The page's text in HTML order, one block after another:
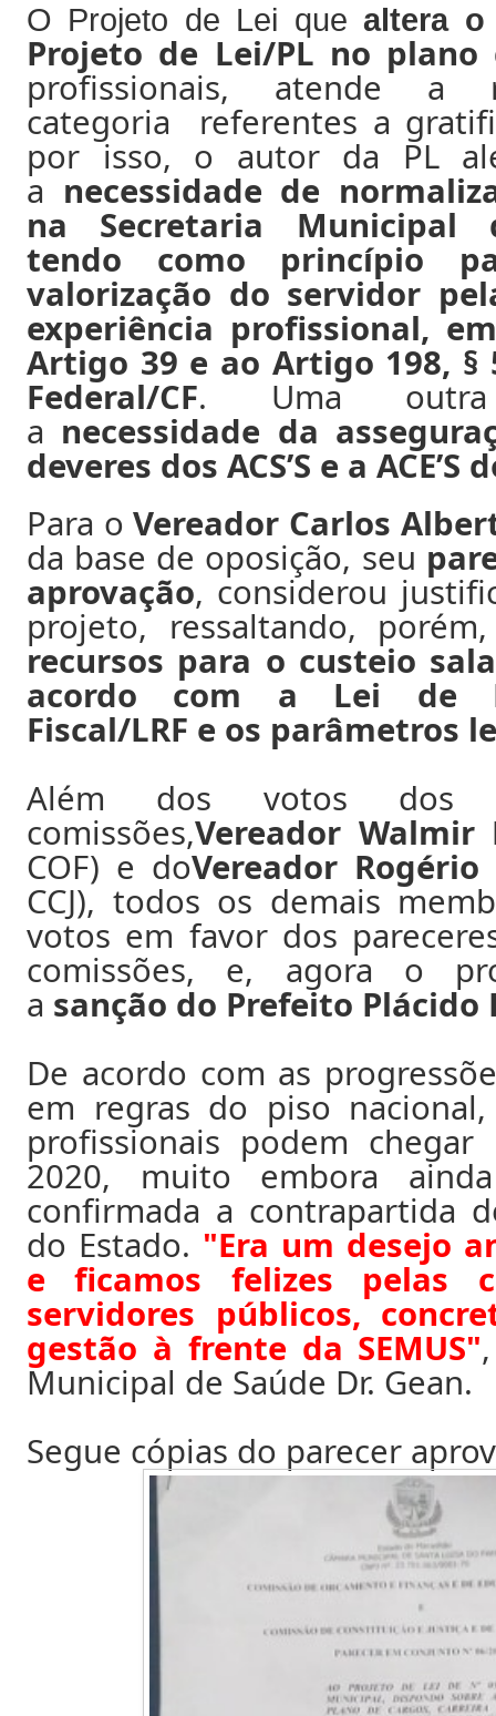
O Projeto de Lei quealtera
Projeto de Lei/PL no plano
profissionais, atende a
categoria referentes a
por isso, o autor da PL
a necessidade de
na Secretaria Municipal
tendo como princípio
valorização do servidor
experiência profissional,
Artigo 39 e ao Artigo 198, §
Federal/CF. Uma
a necessidade da
deveres dos ACS’S e a
Para oVereador Carlos
da base de oposição, seu
aprovação, considerou
projeto, ressaltando,
recursos para o custeio
acordo com a Lei de
Fiscal/LRF e os parâmetros
Além dos votos dos
comissões,Vereador Walmir
COF) e doVereador Rogério
CCJ), todos os demais
votos em favor dos
comissões, e, agora o
a sanção do Prefeito Plácido
De acordo com as
em regras do piso
profissionais podem
2020, muito embora
confirmada a contrapartida
do Estado. "Era um desejo
e ficamos felizes pelas
servidores públicos,
gestão à frente da SEMUS"
Municipal de Saúde Dr. Gean.
Segue cópias do parecer